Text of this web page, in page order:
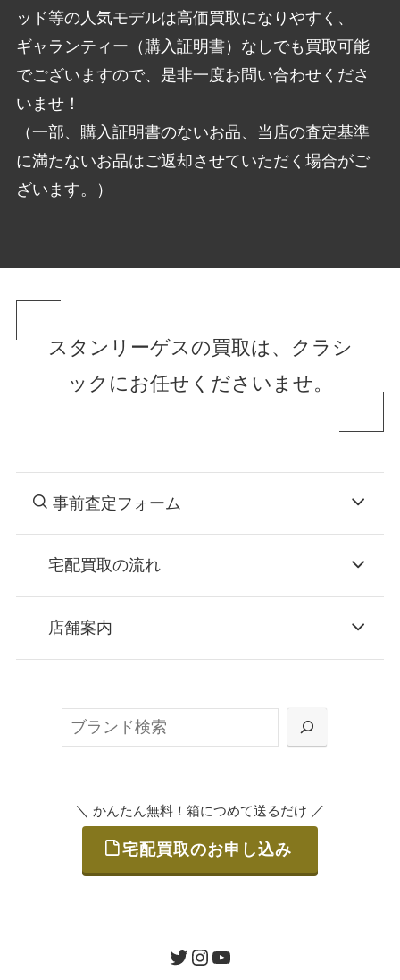
ッド等の人気モデルは高価買取になりやすく、
ギャランティー（購入証明書）なしでも買取可能
でございますので、是非一度お問い合わせくださ
いませ！
（一部、購入証明書のないお品、当店の査定基準
に満たないお品はご返却させていただく場合がご
ざいます。）
スタンリーゲスの買取は、クラシ
ックにお任せくださいませ。
事前査定フォーム
宅配買取の流れ
お申込み
または梱包材不要の「集荷申込」からお選び
ご発送
店舗案内
＼ かんたん無料！箱につめて送るだけ ／
宅配買取のお申し込み
ツイッターインスタグラムユーチューブ